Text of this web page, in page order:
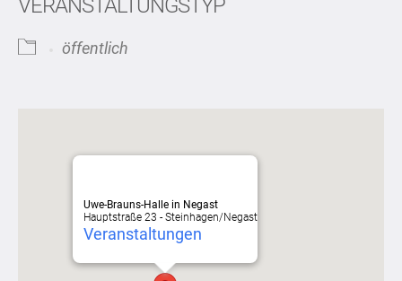
VERANSTALTUNGSTYP
öffentlich
Uwe-Brauns-Halle in Negast
Hauptstraße 23 - Steinhagen/Negast
Veranstaltungen